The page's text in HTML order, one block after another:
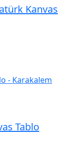
Kanvas
Tablo